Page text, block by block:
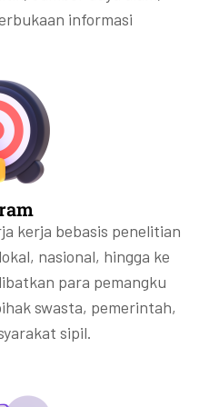
informasi
kerja bebasis penelitian
nasional, hingga ke
para pemangku
swasta, pemerintah,
sipil.